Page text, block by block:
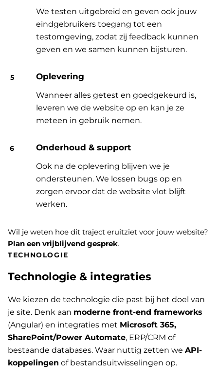
We testen uitgebreid en geven ook jouw
eindgebruikers toegang tot een
testomgeving, zodat zij feedback kunnen
geven en we samen kunnen bijsturen.
Oplevering
Wanneer alles getest en goedgekeurd is,
leveren we de website op en kan je ze
meteen in gebruik nemen.
Onderhoud & support
Ook na de oplevering blijven we je
ondersteunen. We lossen bugs op en
zorgen ervoor dat de website vlot blijft
werken.
Wil je weten hoe dit traject eruitziet voor jouw website?
Plan een vrijblijvend gesprek.
TECHNOLOGIE
Technologie & integraties
We kiezen de technologie die past bij het doel van
je site. Denk aan moderne front-end frameworks
(Angular) en integraties met Microsoft 365,
SharePoint/Power Automate, ERP/CRM of
bestaande databases. Waar nuttig zetten we API-
koppelingen of bestandsuitwisselingen op.